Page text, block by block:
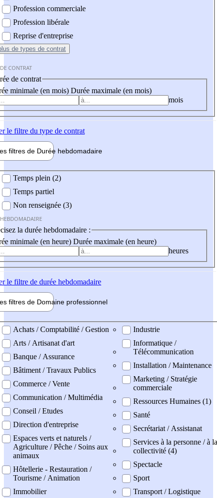
Profession commerciale
Profession libérale
Reprise d'entreprise
de types de contrat
CONTRAT
de contrat
minimale (en mois) Durée maximale (en mois)
mois
le filtre du type de contrat
filtres de Durée hebdomadaire
Temps plein (2)
Temps partiel
Non renseignée (3)
la durée hebdomadaire :
minimale (en heure) Durée maximale (en heure)
heures
le filtre de durée hebdomadaire
filtres de Domaine professionnel
professionel
Achats / Comptabilité / Gestion
Arts / Artisanat d'art
Banque / Assurance
Bâtiment / Travaux Publics
Commerce / Vente
Communication / Multimédia
Conseil / Etudes
Direction d'entreprise
Espaces verts et naturels /
Agriculture / Pêche / Soins aux
animaux
Hôtellerie - Restauration /
Tourisme / Animation
Immobilier
Industrie
Informatique /
Télécommunication
Installation / Maintenance
Marketing / Stratégie
commerciale
Ressources Humaines (1)
Santé
Secrétariat / Assistanat
Services à la personne / à la
collectivité (4)
Spectacle
Sport
Transport / Logistique